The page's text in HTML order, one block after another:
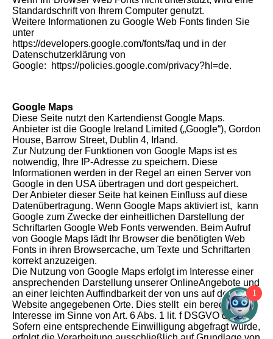
Standardschrift von Ihrem Computer genutzt.
Weitere Informationen zu Google Web Fonts finden Sie
unter
https://developers.google.com/fonts/faq und in der
Datenschutzerklärung von
Google: https://policies.google.com/privacy?hl=de.
Google Maps
Diese Seite nutzt den Kartendienst Google Maps.
Anbieter ist die Google Ireland Limited („Google“), Gordon
House, Barrow Street, Dublin 4, Irland.
Zur Nutzung der Funktionen von Google Maps ist es
notwendig, Ihre IP-Adresse zu speichern. Diese
Informationen werden in der Regel an einen Server von
Google in den USA übertragen und dort gespeichert.
Der Anbieter dieser Seite hat keinen Einfluss auf diese
Datenübertragung. Wenn Google Maps aktiviert ist, kann
Google zum Zwecke der einheitlichen Darstellung der
Schriftarten Google Web Fonts verwenden. Beim Aufruf
von Google Maps lädt Ihr Browser die benötigten Web
Fonts in ihren Browsercache, um Texte und Schriftarten
korrekt anzuzeigen.
Die Nutzung von Google Maps erfolgt im Interesse einer
ansprechenden Darstellung unserer OnlineAngebote und
an einer leichten Auffindbarkeit der von uns auf der
Website angegebenen Orte. Dies stellt ein berechtigtes
Interesse im Sinne von Art. 6 Abs. 1 lit. f DSGVO dar.
Sofern eine entsprechende Einwilligung abgefragt wurde,
1